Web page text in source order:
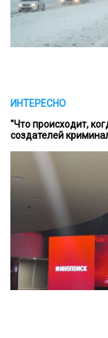
ИНТЕРЕСНО
"Что происходит,
создателей